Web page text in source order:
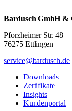
Bardusch GmbH &
Pforzheimer Str. 48
76275 Ettlingen
service@bardusch.de
Downloads
Zertifikate
Insights
Kundenportal